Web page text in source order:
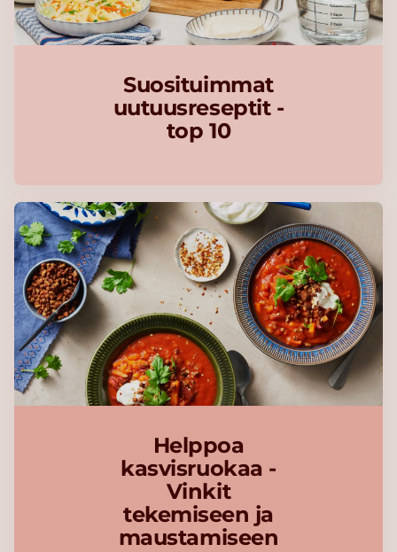
Suosituimmat
uutuusreseptit -
top 10
Helppoa
kasvisruokaa -
Vinkit
tekemiseen ja
maustamiseen